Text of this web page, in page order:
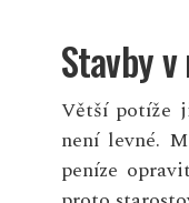
Stavby
Větší potíže
není levné.
peníze